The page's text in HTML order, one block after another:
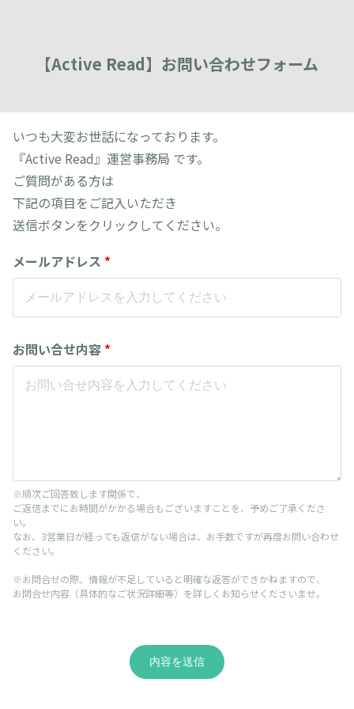
【Active Read】お問い合わせフォーム
いつも大変お世話になっております。
『Active Read』運営事務局 です。
ご質問がある方は
下記の項目をご記入いただき
送信ボタンをクリックしてください。
メールアドレス *
お問い合せ内容 *
※順次ご回答致します関係で、
ご返信までにお時間がかかる場合もございますことを、予めご了承くださ
い。
なお、3営業日が経っても返信がない場合は、お手数ですが再度お問い合わせ
ください。
※お問合せの際、情報が不足していると明確な返答ができかねますので、
お問合せ内容（具体的なご状況詳細等）を詳しくお知らせくださいませ。
内容を送信